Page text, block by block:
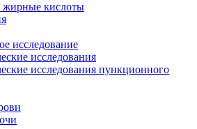
кислоты
исследование
исследования
исследования пункционного